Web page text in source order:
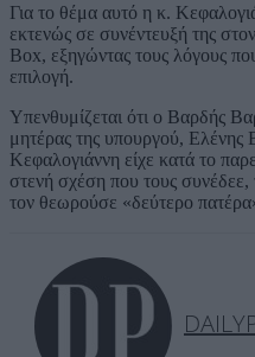
Για το θέμα αυτό η κ.
εκτενώς σε συνέντευξή της
Box, εξηγώντας τους λόγους
επιλογή.
Υπενθυμίζεται ότι ο Βαρδής
μητέρας της υπουργού, Ελένης
Κεφαλογιάννη είχε κατά το
στενή σχέση που τους συνέδεε,
τον θεωρούσε «δεύτερο